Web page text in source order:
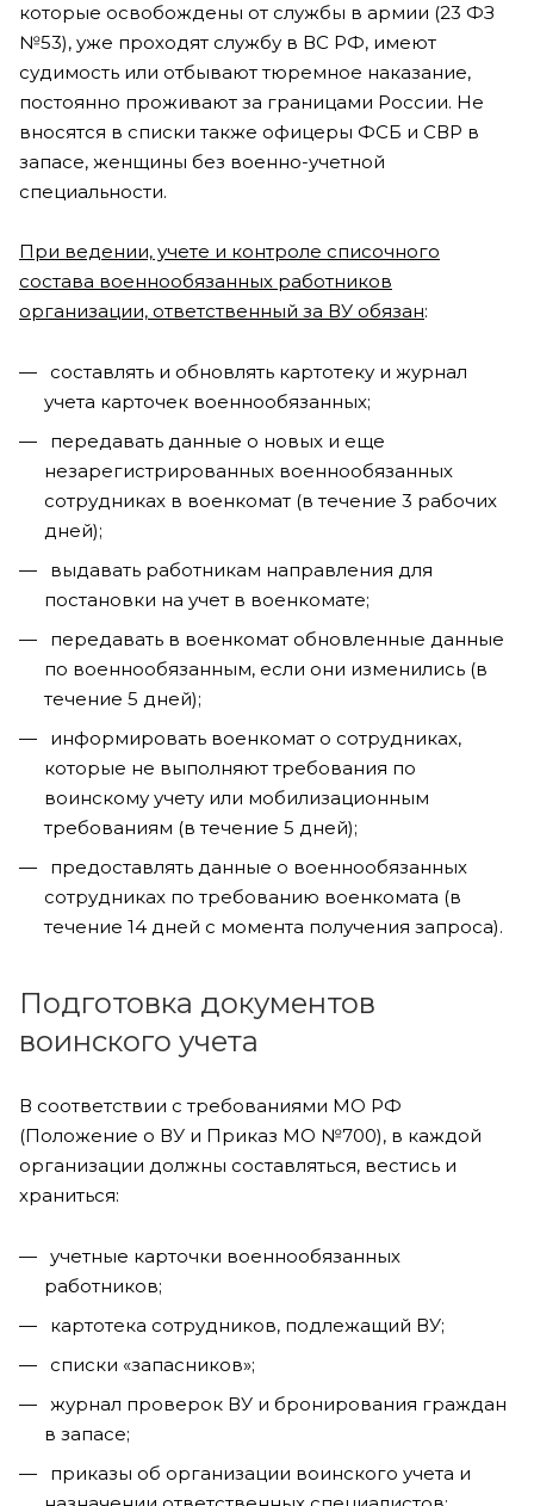
которые освобождены от службы в армии (23 ФЗ
№53), уже проходят службу в ВС РФ, имеют
судимость или отбывают тюремное наказание,
постоянно проживают за границами России. Не
вносятся в списки также офицеры ФСБ и СВР в
запасе, женщины без военно-учетной
специальности.
При ведении, учете и контроле списочного
состава военнообязанных работников
организации, ответственный за ВУ обязан:
составлять и обновлять картотеку и журнал
учета карточек военнообязанных;
передавать данные о новых и еще
незарегистрированных военнообязанных
сотрудниках в военкомат (в течение 3 рабочих
дней);
выдавать работникам направления для
постановки на учет в военкомате;
передавать в военкомат обновленные данные
по военнообязанным, если они изменились (в
течение 5 дней);
информировать военкомат о сотрудниках,
которые не выполняют требования по
воинскому учету или мобилизационным
требованиям (в течение 5 дней);
предоставлять данные о военнообязанных
сотрудниках по требованию военкомата (в
течение 14 дней с момента получения запроса).
Подготовка документов
воинского учета
В соответствии с требованиями МО РФ
(Положение о ВУ и Приказ МО №700), в каждой
организации должны составляться, вестись и
храниться:
учетные карточки военнообязанных
работников;
картотека сотрудников, подлежащий ВУ;
списки «запасников»;
журнал проверок ВУ и бронирования граждан
в запасе;
приказы об организации воинского учета и